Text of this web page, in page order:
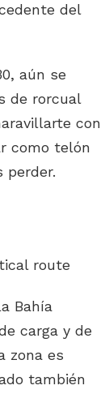
del
aún se
de rorcual
con
como telón
perder.
Bahía
carga y de
zona es
también